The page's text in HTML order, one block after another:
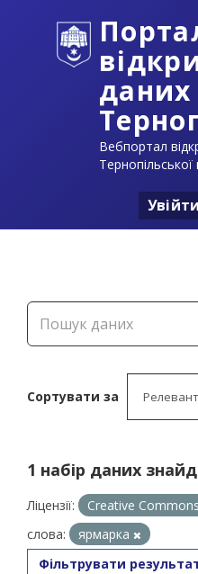
даних
Вебпортал
Тернопільської
Увійти
Сортувати за
1 набір даних
Ліцензії: Creative
слова:
ярмарка
Фільтрувати